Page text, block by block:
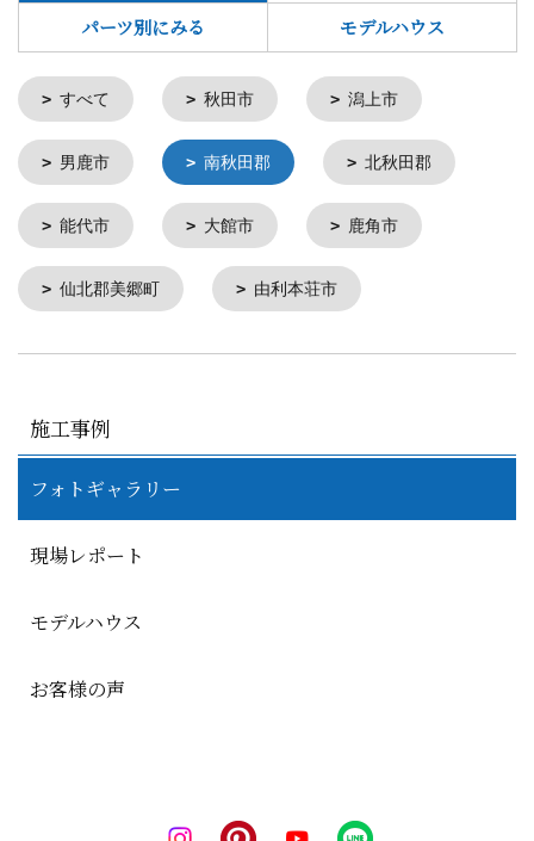
パーツ別にみる
モデルハウス
すべて 秋田市 潟上市
男鹿市 南秋田郡 北秋田郡
能代市 大館市 鹿角市
仙北郡美郷町 由利本荘市
施工事例
フォトギャラリー
現場レポート
モデルハウス
お客様の声